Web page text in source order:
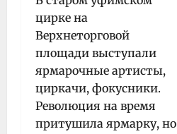
цирке на
Верхнеторговой
площади выступали
ярмарочные артисты,
циркачи, фокусники.
Революция на время
притушила ярмарку, но